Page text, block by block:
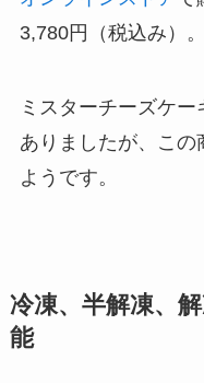
3,780円（税込み）
ミスターチーズケ
ありましたが、この
ようです。
冷凍、半解凍、
能